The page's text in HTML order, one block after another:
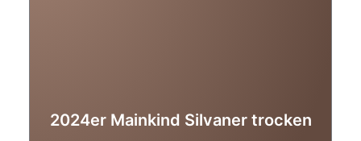
2024er Mainkind Silvaner trocken